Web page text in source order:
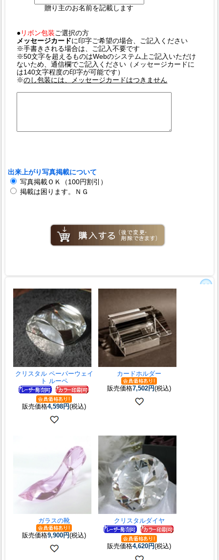
贈り主のお名前を記載します
● リボン包装 ご選択の方
メッセージカードに印字ご希望の場合、ご記入ください
※手書きされる場合は、ご記入不要です
※50文字を超えるものはWebのシステム上ご記入いただけ
ないため、通信欄でご記入ください（メッセージカードに
は140文字程度の印字が可能です）
※のし包装には、メッセージカードはつきません
出来上がり写真掲載について
写真掲載ＯＫ（100円割引）
掲載は困ります。ＮＧ
クリスタル ペーパーウェイ
ト ルーペ
販売価格4,598円(税込)
カードホルダー
販売価格7,502円(税込)
ガラスの靴
販売価格9,900円(税込)
クリスタルダイヤ
販売価格4,620円(税込)